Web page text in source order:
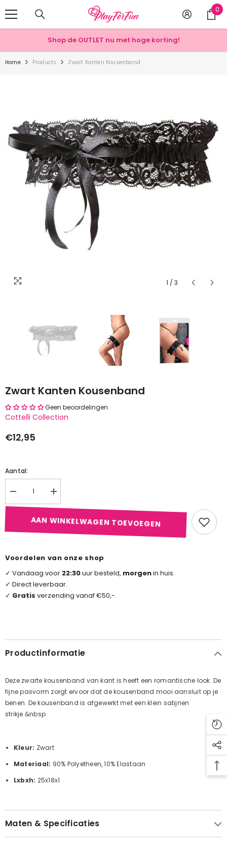
0
0
Shop de OUTLET nu met hoge korting!
Home Products Zwart Kanten Kousenband
1 / 3
Zwart Kanten Kousenband
Geen beoordelingen
Cottelli Collection
€12,95
Aantal:
verlagen
Kousenband
Aantal
verhogen
voor
Zwart
Kanten
Kousenband
AAN WINKELWAGEN TOEVOEGEN
Voordelen van onze shop
✓ Vandaag voor 22:30uur besteld, morgenin huis.
✓ Direct leverbaar.
✓ Gratis verzending vanaf €50,-.
Productinformatie
​Deze zwarte kousenband van kant is heeft een romantische look. De
fijne pasvorm zorgt ervoor dat de kousenband mooi aansluit op je
benen. De kousenband is afgewerkt met een klein satijnen
strikje.&nbsp
Kleur: Zwart
Materiaal: 90% Polyetheen, 10% Elastaan
Lxbxh: 25x18x1
Maten & Specificaties